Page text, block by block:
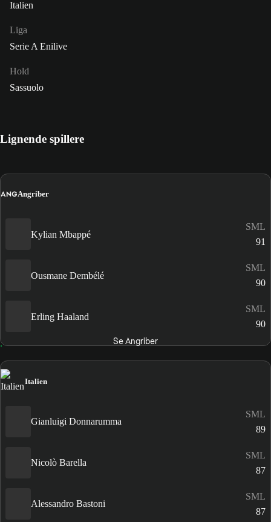
Italien
Liga
Serie A Enilive
Hold
Sassuolo
Lignende spillere
ANGAngriber
Kylian Mbappé
SML
91
Ousmane Dembélé
SML
90
Erling Haaland
SML
90
Se Angriber
Italien
Gianluigi Donnarumma
SML
89
Nicolò Barella
SML
87
Alessandro Bastoni
SML
87